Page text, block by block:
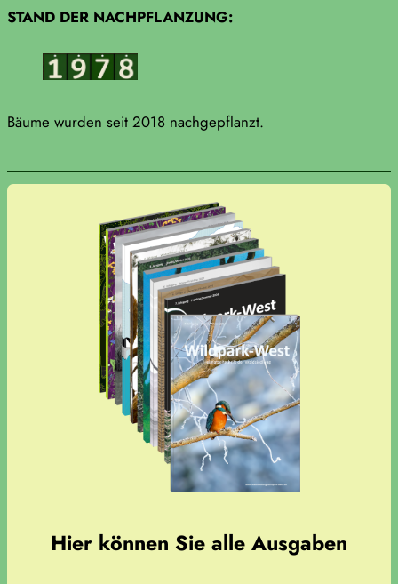
STAND DER NACHPFLANZUNG:
Bäume wurden seit 2018 nachgepflanzt.
Hier können Sie alle Ausgaben